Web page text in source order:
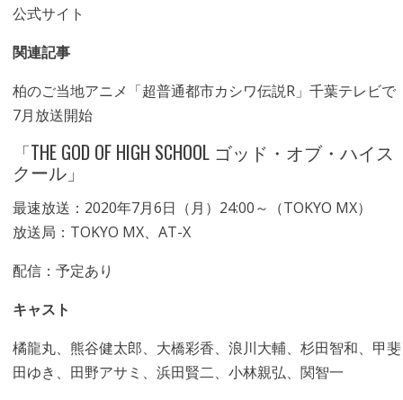
公式サイト
関連記事
柏のご当地アニメ「超普通都市カシワ伝説R」千葉テレビで
7月放送開始
「THE GOD OF HIGH SCHOOL ゴッド・オブ・ハイス
クール」
最速放送：2020年7月6日（月）24:00～（TOKYO MX）
放送局：TOKYO MX、AT-X
配信：予定あり
キャスト
橘龍丸、熊谷健太郎、大橋彩香、浪川大輔、杉田智和、甲斐
田ゆき、田野アサミ、浜田賢二、小林親弘、関智一